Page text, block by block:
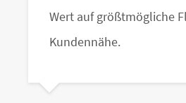
Wert auf größtmögliche
Kundennähe.